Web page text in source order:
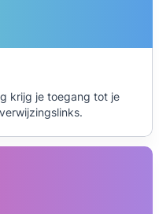
krijg je toegang tot je